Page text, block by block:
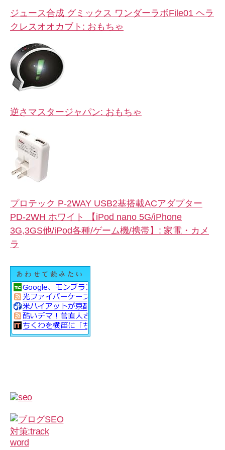
ジュース合成 グミックス ワンダーラボFile01 ヘラ
クレスオオカブト: おもちゃ
逆さマスタージャパン: おもちゃ
プロテック P-2WAY USB2基搭載ACアダプター
PD-2WH ホワイト 【iPod nano 5G/iPhone
3G,3GS他/iPod各種/ゲーム機/携帯】: 家電・カメ
ラ